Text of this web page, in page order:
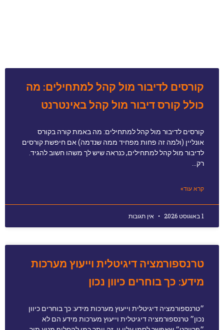
קורסים לדיבור מול קהל למתחילים: מה
כולל קורס דיבור מול קהל באינטרנט
קורסים לדיבור מול קהל למתחילים: מה באמת קורה בקורס
אונליין (ולמה זה פחות מפחיד ממה שנדמה) אם חיפשת קורסים
לדיבור מול קהל למתחילים, כנראה שיש לך משהו חשוב להגיד.
רק…
קרא עוד»
1 באוגוסט 2026 אין תגובות
טרנספורמציה דיגיטלית וייעוץ מערכות
מידע: כך בוחרים כיוון נכון
״טרנספורמציה דיגיטלית וייעוץ מערכות מידע: כך בוחרים כיוון
נכון״ טרנספורמציה דיגיטלית וייעוץ מערכות מידע הם לא